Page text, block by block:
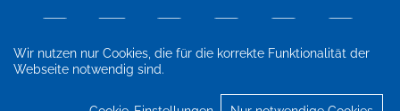
Wir nutzen nur Cookies, die für die korrekte Funktionalität der
Webseite notwendig sind.
Impressum